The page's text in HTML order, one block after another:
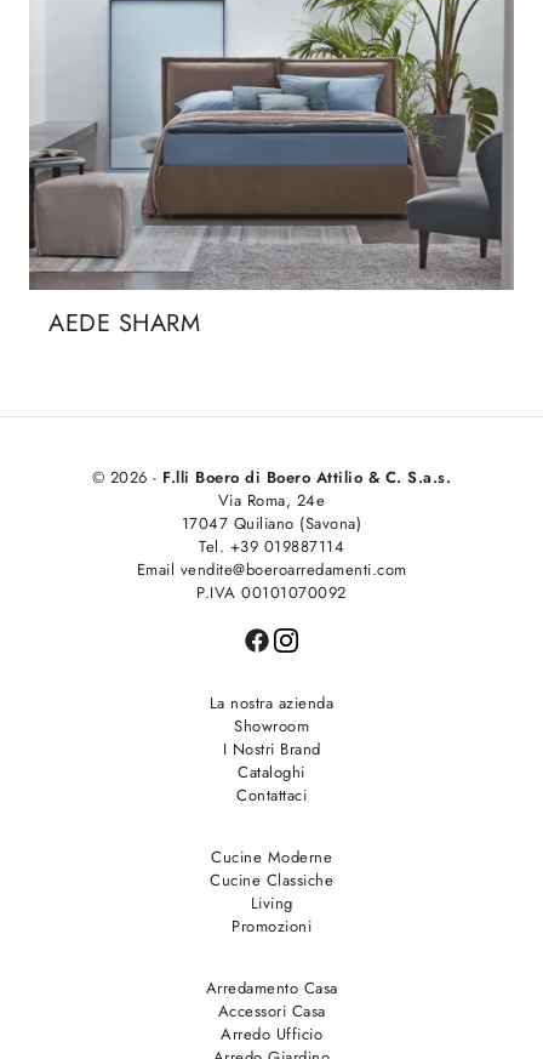
AEDE SHARM
© 2026 - F.lli Boero di Boero Attilio & C. S.a.s.
Via Roma, 24e
17047 Quiliano (Savona)
Tel. +39 019887114
Email vendite@boeroarredamenti.com
P.IVA 00101070092
La nostra azienda
Showroom
I Nostri Brand
Cataloghi
Contattaci
Cucine Moderne
Cucine Classiche
Living
Promozioni
Arredamento Casa
Accessori Casa
Arredo Ufficio